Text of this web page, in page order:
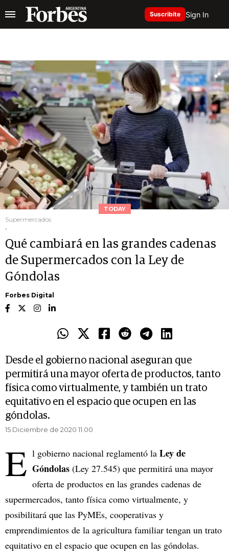
Suscribite Sign In
TODAY
Supermercados
.
Qué cambiará en las grandes cadenas
de Supermercados con la Ley de
Góndolas
Forbes Digital
Desde el gobierno nacional aseguran que
permitirá una mayor oferta de productos, tanto
física como virtualmente, y también un trato
equitativo en el espacio que ocupen en las
góndolas.
15 Diciembre de 2020 11.00
E l gobierno nacional reglamentó la Ley de
Góndolas (Ley 27.545) que permitirá una mayor
oferta de productos en las grandes cadenas de
supermercados, tanto física como virtualmente, y
posibilitará que las PyMEs, cooperativas y
emprendimientos de la agricultura familiar tengan un trato
equitativo en el espacio que ocupen en las góndolas.